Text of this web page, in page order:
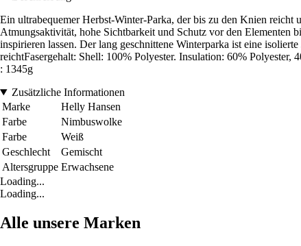
Ein ultrabequemer Herbst-Winter-Parka, der bis zu den Knien
Atmungsaktivität, hohe Sichtbarkeit und Schutz vor den Elementen
inspirieren lassen. Der lang geschnittene Winterparka ist eine
reichtFasergehalt: Shell: 100% Polyester. Insulation: 60%
: 1345g
Zusätzliche Informationen
Marke
Helly Hansen
Farbe
Nimbuswolke
Farbe
Weiß
Geschlecht
Gemischt
Altersgruppe Erwachsene
Loading...
Loading...
Alle unsere Marken